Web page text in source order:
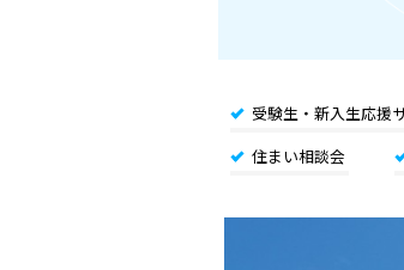
受験生・新入生応援
住まい相談会